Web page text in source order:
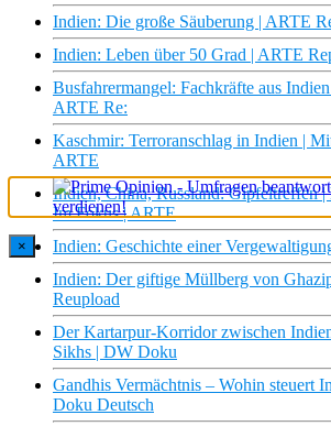
Indien: Die große Säuberung | ARTE
Indien: Leben über 50 Grad | ARTE
Busfahrermangel: Fachkräfte aus
ARTE Re:
Kaschmir: Terroranschlag in Indien |
ARTE
Indien, China, Russland: Gipfeltreffen
Im Fokus | ARTE
Indien: Geschichte einer
Indien: Der giftige Müllberg von
Reupload
Der Kartarpur-Korridor zwischen
Sikhs | DW Doku
Gandhis Vermächtnis – Wohin steuert
Doku Deutsch
×